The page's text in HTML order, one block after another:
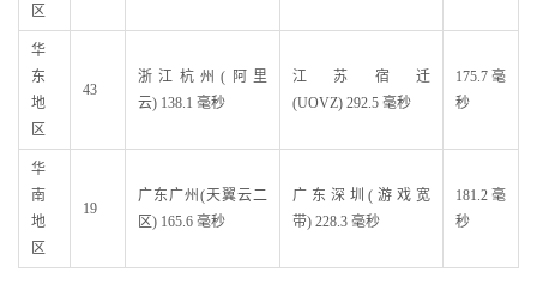
区
华
东
地
区
43
浙江杭州(阿里
云) 138.1 毫秒
江苏宿迁
(UOVZ) 292.5 毫秒
175.7 毫
秒
华
南
地
区
19
广东广州(天翼云二
区) 165.6 毫秒
广东深圳(游戏宽
带) 228.3 毫秒
181.2 毫
秒